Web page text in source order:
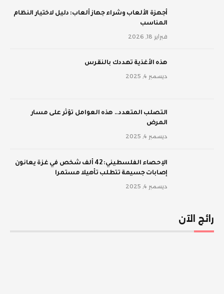
أجهزة الألعاب وشراء جهاز ألعاب: دليل لاختيار النظام
المناسب
فبراير 18, 2026
‫هذه الأغذية تهددك بالنقرس
ديسمبر 4, 2025
‫التصلب المتعدد.. هذه العوامل تؤثر على مسار
المرض
ديسمبر 4, 2025
الإحصاء الفلسطيني: 42 ألف شخص في غزة يعانون
إصابات جسيمة تتطلب تأهيلا مستمرا
ديسمبر 4, 2025
رائج الآن